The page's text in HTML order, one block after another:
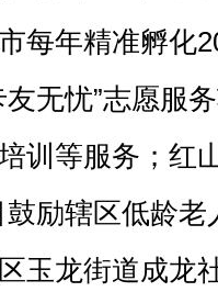
每年精准孵化
无忧”志愿服
训等服务；红
鼓励辖区低龄
玉龙街道成龙